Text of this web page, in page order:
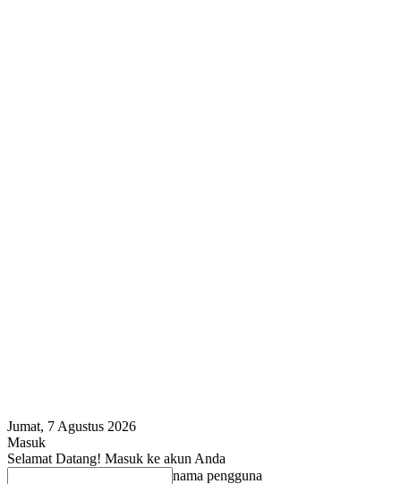
Jumat, 7 Agustus 2026
Masuk
Selamat Datang! Masuk ke akun Anda
nama pengguna